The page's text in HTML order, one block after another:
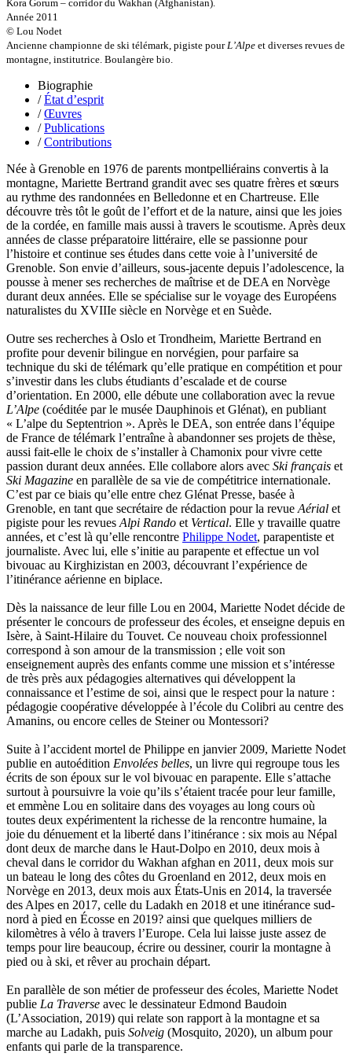
Pastureau Jean
Pavie Auguste
Peltier Julien
Pinchon Emmanuel
Pitiot Michaël
Pitras Olivier
Plane Alice
Poncins Gontran de
Poulle Marie-Lazarine
Poussin Alexandre
Prjevalski Nikolaï
Quierzy Pauline
Raffard Matthieu
Rasse Rémy
Ravel Patrice de
Revel Luc de
Ripart Jacqueline
Rizzato Tullio
Rondón Analía
Roperch Aurélie
Roux Baptiste
Sablé Erik
Saint-Loup
Salon Olivier
Sapin-Defour Cédric
Sattler Alexandre
Sauquet Michel
Sauve Philippe
Shipton Eric
Sibony Julie
Sokpakbaïev Berdibek
Soleilhavoup François
Squillace Sophie
Stuck Hudson
Sylvestre Françoise
Tardieu Marc
Tesson Sylvain
Thevenet Jacqueline
Touboul Marion
Toumanov Vadim
Trouplin Boris
Troussier Virginie
Tuilier Romain
Tulane Fabrice
Tzapoff Antoine
Urbain Jean-Didier
Valéry Philippe
Valentin Jean-Pierre
Valverde Benjamin
Vayron Isabelle
Vayron Xavier
Vera Siphay
Victor Daphné
Victor Paul-Émile
Victor Stéphane
Vignon Vincent
Villemagne François-Xavier de
Weill-Parot Nicolas
Weis Robert
Yger Yves
Zénon Sophie
Kora Gorum – corridor du Wakhan (Afghanistan).
Année 2011
© Lou Nodet
Ancienne championne de ski télémark, pigiste pour L’Alpe et diverses revues de
montagne, institutrice. Boulangère bio.
Biographie
/État d’esprit
/Œuvres
/Publications
/Contributions
Née à Grenoble en 1976 de parents montpelliérains convertis à la
montagne, Mariette Bertrand grandit avec ses quatre frères et sœurs
au rythme des randonnées en Belledonne et en Chartreuse. Elle
découvre très tôt le goût de l’effort et de la nature, ainsi que les joies
de la cordée, en famille mais aussi à travers le scoutisme. Après deux
années de classe préparatoire littéraire, elle se passionne pour
l’histoire et continue ses études dans cette voie à l’université de
Grenoble. Son envie d’ailleurs, sous-jacente depuis l’adolescence, la
pousse à mener ses recherches de maîtrise et de DEA en Norvège
durant deux années. Elle se spécialise sur le voyage des Européens
naturalistes du XVIIIe siècle en Norvège et en Suède.
Outre ses recherches à Oslo et Trondheim, Mariette Bertrand en
profite pour devenir bilingue en norvégien, pour parfaire sa
technique du ski de télémark qu’elle pratique en compétition et pour
s’investir dans les clubs étudiants d’escalade et de course
d’orientation. En 2000, elle débute une collaboration avec la revue
L’Alpe (coéditée par le musée Dauphinois et Glénat), en publiant
« L’alpe du Septentrion ». Après le DEA, son entrée dans l’équipe
de France de télémark l’entraîne à abandonner ses projets de thèse,
aussi fait-elle le choix de s’installer à Chamonix pour vivre cette
passion durant deux années. Elle collabore alors avec Ski français et
Ski Magazine en parallèle de sa vie de compétitrice internationale.
C’est par ce biais qu’elle entre chez Glénat Presse, basée à
Grenoble, en tant que secrétaire de rédaction pour la revue Aérial et
pigiste pour les revues Alpi Rando et Vertical. Elle y travaille quatre
années, et c’est là qu’elle rencontre Philippe Nodet, parapentiste et
journaliste. Avec lui, elle s’initie au parapente et effectue un vol
bivouac au Kirghizistan en 2003, découvrant l’expérience de
l’itinérance aérienne en biplace.
Dès la naissance de leur fille Lou en 2004, Mariette Nodet décide de
présenter le concours de professeur des écoles, et enseigne depuis en
Isère, à Saint-Hilaire du Touvet. Ce nouveau choix professionnel
correspond à son amour de la transmission ; elle voit son
enseignement auprès des enfants comme une mission et s’intéresse
de très près aux pédagogies alternatives qui développent la
connaissance et l’estime de soi, ainsi que le respect pour la nature :
pédagogie coopérative développée à l’école du Colibri au centre des
Amanins, ou encore celles de Steiner ou Montessori?
Suite à l’accident mortel de Philippe en janvier 2009, Mariette Nodet
publie en autoédition Envolées belles, un livre qui regroupe tous les
écrits de son époux sur le vol bivouac en parapente. Elle s’attache
surtout à poursuivre la voie qu’ils s’étaient tracée pour leur famille,
et emmène Lou en solitaire dans des voyages au long cours où
toutes deux expérimentent la richesse de la rencontre humaine, la
joie du dénuement et la liberté dans l’itinérance : six mois au Népal
dont deux de marche dans le Haut-Dolpo en 2010, deux mois à
cheval dans le corridor du Wakhan afghan en 2011, deux mois sur
un bateau le long des côtes du Groenland en 2012, deux mois en
Norvège en 2013, deux mois aux États-Unis en 2014, la traversée
des Alpes en 2017, celle du Ladakh en 2018 et une itinérance sud-
nord à pied en Écosse en 2019? ainsi que quelques milliers de
kilomètres à vélo à travers l’Europe. Cela lui laisse juste assez de
temps pour lire beaucoup, écrire ou dessiner, courir la montagne à
pied ou à ski, et rêver au prochain départ.
En parallèle de son métier de professeur des écoles, Mariette Nodet
publie La Traverse avec le dessinateur Edmond Baudoin
(L’Association, 2019) qui relate son rapport à la montagne et sa
marche au Ladakh, puis Solveig (Mosquito, 2020), un album pour
enfants qui parle de la transparence.